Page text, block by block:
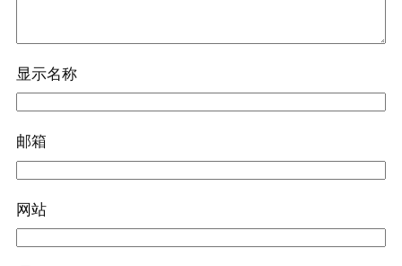
显示名称
邮箱
网站